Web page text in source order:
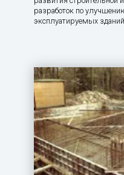
разработок по
эксплуатируемых зданий